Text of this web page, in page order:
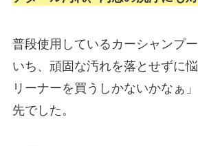
普段使用しているカーシャンプ
いち、頑固な汚れを落とせずに
リーナーを買うしかないかなぁ
先でした。